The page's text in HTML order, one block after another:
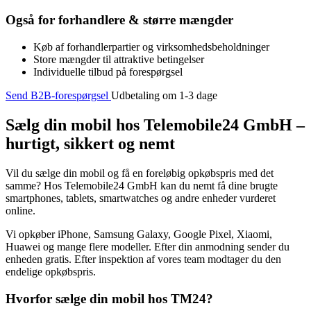
Også for forhandlere & større mængder
Køb af forhandlerpartier og virksomhedsbeholdninger
Store mængder til attraktive betingelser
Individuelle tilbud på forespørgsel
Send B2B-forespørgsel Udbetaling om 1-3 dage
Sælg din mobil hos Telemobile24 GmbH –
hurtigt, sikkert og nemt
Vil du sælge din mobil og få en foreløbig opkøbspris med det
samme? Hos Telemobile24 GmbH kan du nemt få dine brugte
smartphones, tablets, smartwatches og andre enheder vurderet
online.
Vi opkøber iPhone, Samsung Galaxy, Google Pixel, Xiaomi,
Huawei og mange flere modeller. Efter din anmodning sender du
enheden gratis. Efter inspektion af vores team modtager du den
endelige opkøbspris.
Hvorfor sælge din mobil hos TM24?